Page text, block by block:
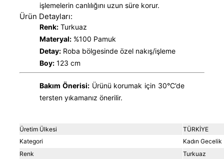
işlemelerin canlılığını uzun süre korur.
Ürün Detayları:
Renk: Turkuaz
Materyal: %100 Pamuk
Detay: Roba bölgesinde özel nakış/işleme
Boy: 123 cm
Bakım Önerisi:Ürünü korumak için 30°C’de
tersten yıkamanız önerilir.
Üretim Ülkesi
TÜRKİYE
Kategori
Kadın Gecelik
Renk
Turkuaz